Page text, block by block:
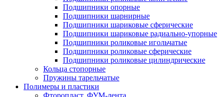
Подшипники опорные
Подшипники шарнирные
Подшипники шариковые сферические
Подшипники шариковые радиально-упорные
Подшипники роликовые игольчатые
Подшипники роликовые сферические
Подшипники роликовые цилиндрические
Кольца стопорные
Пружины тарельчатые
Полимеры и пластики
Фторопласт, ФУМ-лента